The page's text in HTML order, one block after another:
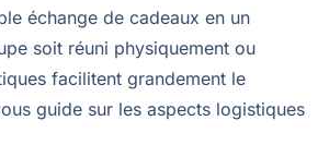
échange de cadeaux en un
soit réuni physiquement ou
facilitent grandement le
guide sur les aspects logistiques